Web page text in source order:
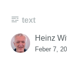
text
Heinz
Feber 7,